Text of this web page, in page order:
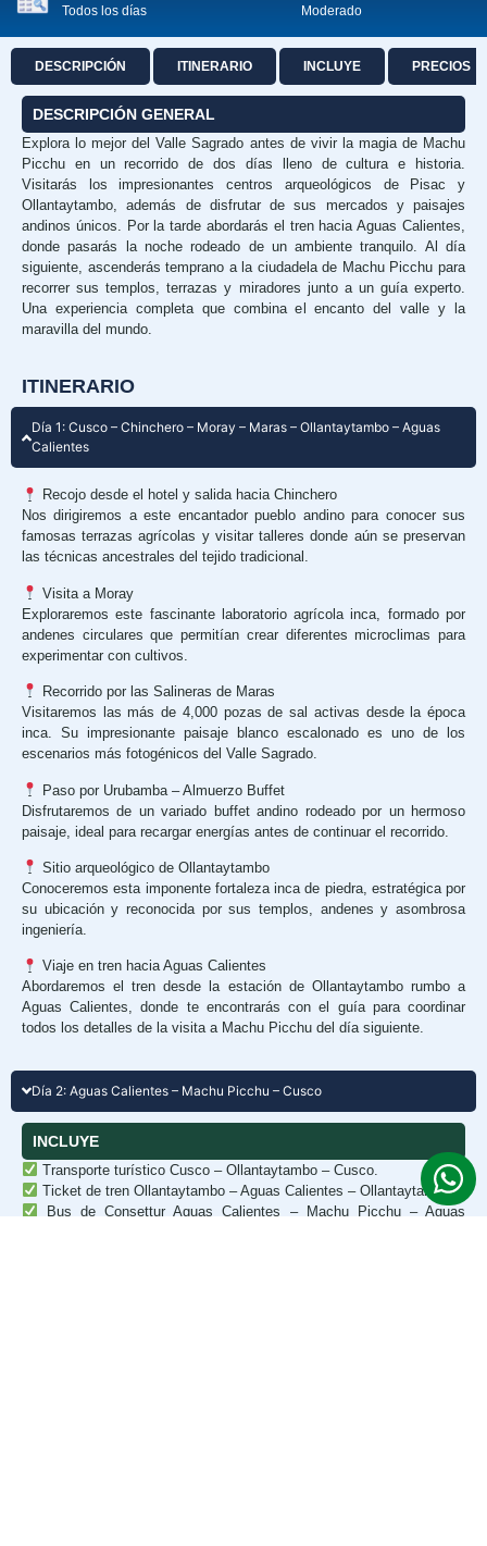
Todos los días
Moderado
DESCRIPCIÓN ITINERARIO INCLUYE PRECIOS
DESCRIPCIÓN GENERAL
Explora lo mejor del Valle Sagrado antes de vivir la magia de Machu
Picchu en un recorrido de dos días lleno de cultura e historia.
Visitarás los impresionantes centros arqueológicos de Pisac y
Ollantaytambo, además de disfrutar de sus mercados y paisajes
andinos únicos. Por la tarde abordarás el tren hacia Aguas Calientes,
donde pasarás la noche rodeado de un ambiente tranquilo. Al día
siguiente, ascenderás temprano a la ciudadela de Machu Picchu para
recorrer sus templos, terrazas y miradores junto a un guía experto.
Una experiencia completa que combina el encanto del valle y la
maravilla del mundo.
ITINERARIO
Día 1: Cusco – Chinchero – Moray – Maras – Ollantaytambo – Aguas
Calientes
Recojo desde el hotel y salida hacia Chinchero
Nos dirigiremos a este encantador pueblo andino para conocer sus
famosas terrazas agrícolas y visitar talleres donde aún se preservan
las técnicas ancestrales del tejido tradicional.
Visita a Moray
Exploraremos este fascinante laboratorio agrícola inca, formado por
andenes circulares que permitían crear diferentes microclimas para
experimentar con cultivos.
Recorrido por las Salineras de Maras
Visitaremos las más de 4,000 pozas de sal activas desde la época
inca. Su impresionante paisaje blanco escalonado es uno de los
escenarios más fotogénicos del Valle Sagrado.
Paso por Urubamba – Almuerzo Buffet
Disfrutaremos de un variado buffet andino rodeado por un hermoso
paisaje, ideal para recargar energías antes de continuar el recorrido.
Sitio arqueológico de Ollantaytambo
Conoceremos esta imponente fortaleza inca de piedra, estratégica por
su ubicación y reconocida por sus templos, andenes y asombrosa
ingeniería.
Viaje en tren hacia Aguas Calientes
Abordaremos el tren desde la estación de Ollantaytambo rumbo a
Aguas Calientes, donde te encontrarás con el guía para coordinar
todos los detalles de la visita a Machu Picchu del día siguiente.
Día 2: Aguas Calientes – Machu Picchu – Cusco
INCLUYE
Transporte turístico Cusco – Ollantaytambo – Cusco.
Ticket de tren Ollantaytambo – Aguas Calientes – Ollantaytambo.
Bus de Consettur Aguas Calientes – Machu Picchu – Aguas